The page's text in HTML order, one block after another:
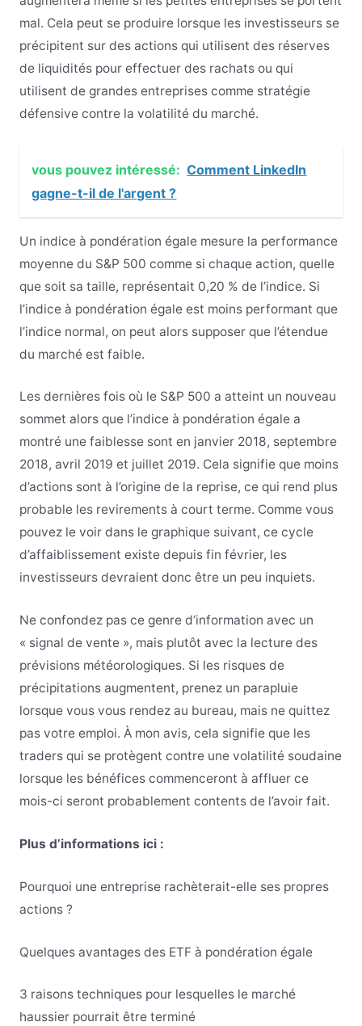
mal. Cela peut se produire lorsque les investisseurs se
précipitent sur des actions qui utilisent des réserves
de liquidités pour effectuer des rachats ou qui
utilisent de grandes entreprises comme stratégie
défensive contre la volatilité du marché.
vous pouvez intéressé: Comment LinkedIn
gagne-t-il de l'argent ?
Un indice à pondération égale mesure la performance
moyenne du S&P 500 comme si chaque action, quelle
que soit sa taille, représentait 0,20 % de l’indice. Si
l’indice à pondération égale est moins performant que
l’indice normal, on peut alors supposer que l’étendue
du marché est faible.
Les dernières fois où le S&P 500 a atteint un nouveau
sommet alors que l’indice à pondération égale a
montré une faiblesse sont en janvier 2018, septembre
2018, avril 2019 et juillet 2019. Cela signifie que moins
d’actions sont à l’origine de la reprise, ce qui rend plus
probable les revirements à court terme. Comme vous
pouvez le voir dans le graphique suivant, ce cycle
d’affaiblissement existe depuis fin février, les
investisseurs devraient donc être un peu inquiets.
Ne confondez pas ce genre d’information avec un
« signal de vente », mais plutôt avec la lecture des
prévisions météorologiques. Si les risques de
précipitations augmentent, prenez un parapluie
lorsque vous vous rendez au bureau, mais ne quittez
pas votre emploi. À mon avis, cela signifie que les
traders qui se protègent contre une volatilité soudaine
lorsque les bénéfices commenceront à affluer ce
mois-ci seront probablement contents de l’avoir fait.
Plus d’informations ici :
Pourquoi une entreprise rachèterait-elle ses propres
actions ?
Quelques avantages des ETF à pondération égale
3 raisons techniques pour lesquelles le marché
haussier pourrait être terminé